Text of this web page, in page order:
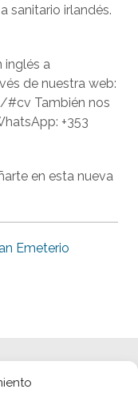
sanitario irlandés.
inglés a
de nuestra web:
También nos
+353
en esta nueva
Emeterio